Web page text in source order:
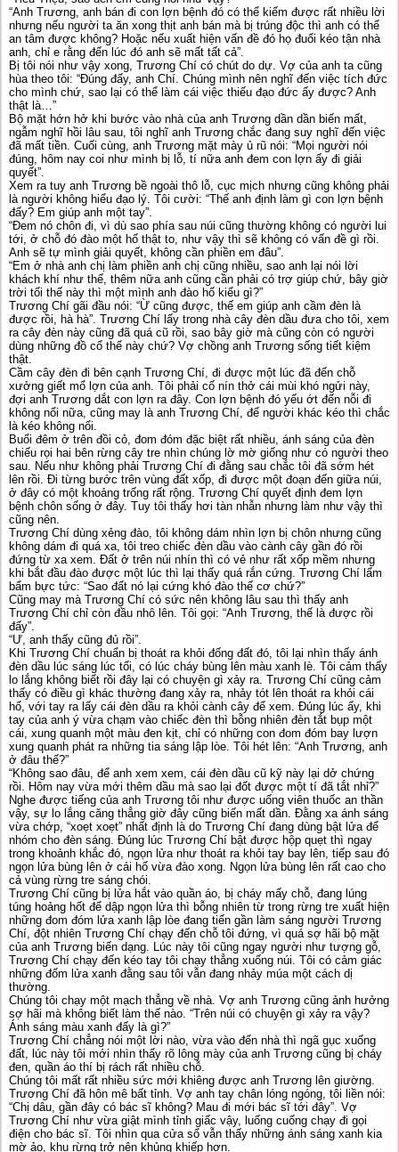
“Anh Trương, anh bán đi con lợn bệnh đó có thể kiếm được rất nhiều lời
nhưng nếu người ta ăn xong thịt anh bán mà bị trúng độc thì anh có thể
an tâm được không? Hoặc nếu xuất hiện vấn đề đó họ đuổi kéo tận nhà
anh, chỉ e rằng đến lúc đó anh sẽ mất tất cả”.
Bị tôi nói như vậy xong, Trương Chí có chút do dự. Vợ của anh ta cũng
hùa theo tôi: “Đúng đấy, anh Chí. Chúng mình nên nghĩ đến việc tích đức
cho mình chứ, sao lại có thể làm cái việc thiếu đạo đức ấy được? Anh
thật là…”
Bộ mặt hớn hở khi bước vào nhà của anh Trương dần dần biến mất,
ngẫm nghĩ hồi lâu sau, tôi nghĩ anh Trương chắc đang suy nghĩ đến việc
đã mất tiền. Cuối cùng, anh Trương mặt mày ủ rũ nói: “Mọi người nói
đúng, hôm nay coi như mình bị lỗ, tí nữa anh đem con lợn ấy đi giải
quyết”.
Xem ra tuy anh Trương bề ngoài thô lỗ, cục mịch nhưng cũng không phải
là người không hiểu đạo lý. Tôi cười: “Thế anh định làm gì con lợn bệnh
đấy? Em giúp anh một tay”.
“Đem nó chôn đi, vì dù sao phía sau núi cũng thường không có người lui
tới, ở chỗ đó đào một hố thật to, như vậy thì sẽ không có vấn đề gì rồi.
Anh sẽ tự mình giải quyết, không cần phiền em đâu”.
“Em ở nhà anh chị làm phiền anh chị cũng nhiều, sao anh lại nói lời
khách khí như thế, thêm nữa anh cũng cần phải có trợ giúp chứ, bây giờ
trời tối thế này thì một mình anh đào hố kiểu gì?”
Trương Chí gãi đầu nói: “Ừ cũng được, thế em giúp anh cầm đèn là
được rồi, hà hà”. Trương Chí lấy trong nhà cây đèn dầu đưa cho tôi, xem
ra cây đèn này cũng đã quá cũ rồi, sao bây giờ mà cũng còn có người
dùng những đồ cổ thế này chứ? Vợ chồng anh Trương sống tiết kiệm
thật.
Cầm cây đèn đi bên cạnh Trương Chí, đi được một lúc đã đến chỗ
xưởng giết mổ lợn của anh. Tôi phải cố nín thở cái mùi khó ngửi này,
đợi anh Trương dắt con lợn ra đây. Con lợn bệnh đó yếu ớt đến nỗi đi
không nổi nữa, cũng may là anh Trương Chí, để người khác kéo thì chắc
là kéo không nổi.
Buổi đêm ở trên đồi cỏ, đom đóm đặc biệt rất nhiều, ánh sáng của đèn
chiếu rọi hai bên rừng cây tre nhìn chúng lờ mờ giống như có người theo
sau. Nếu như không phải Trương Chí đi đằng sau chắc tôi đã sớm hét
lên rồi. Đi từng bước trên vùng đất xốp, đi được một đoạn đến giữa núi,
ở đây có một khoảng trống rất rộng. Trương Chí quyết định đem lợn
bệnh chôn sống ở đây. Tuy tôi thấy hơi tàn nhẫn nhưng làm như vậy thì
cũng nên.
Trương Chí dùng xẻng đào, tôi không dám nhìn lợn bị chôn nhưng cũng
không dám đi quá xa, tôi treo chiếc đèn dầu vào cành cây gần đó rồi
đứng từ xa xem. Đất ở trên núi nhín thì có vẻ như rất xốp mềm nhưng
khi bắt đầu đào được một lúc thì lại thấy quá rắn cứng. Trương Chí lẩm
bẩm bực tức: “Sao đất nó lại cứng khó đào thế cơ chứ?”
Cũng may mà Trương Chí có sức nên không lâu sau thì thấy anh
Trương Chí chỉ còn đầu nhô lên. Tôi gọi: “Anh Trương, thế là được rồi
đấy”.
“Ư, anh thấy cũng đủ rồi”.
Khi Trương Chí chuẩn bị thoát ra khỏi đống đất đó, tôi lại nhìn thấy ánh
đèn dầu lúc sáng lúc tối, có lúc cháy bùng lên màu xanh lè. Tôi cảm thấy
lo lắng không biết rồi đây lại có chuyện gì xảy ra. Trương Chí cũng cảm
thấy có điều gì khác thường đang xảy ra, nhảy tót lên thoát ra khỏi cái
hố, với tay ra lấy cái đèn dầu ra khỏi cành cây để xem. Đúng lúc ấy, khi
tay của anh ý vừa chạm vào chiếc đèn thì bỗng nhiên đèn tắt bụp một
cái, xung quanh một màu đen kịt, chỉ có những con đom đóm bay lượn
xung quanh phát ra những tia sáng lập lòe. Tôi hét lên: “Anh Trương, anh
ở đâu thế?”
“Không sao đâu, để anh xem xem, cái đèn dầu cũ kỹ này lại dở chứng
rồi. Hôm nay vừa mới thêm dầu mà sao lại đốt được một tí đã tắt nhỉ?”
Nghe được tiếng của anh Trương tôi như được uống viên thuốc an thần
vậy, sự lo lắng căng thẳng giờ đây cũng biến mất dần. Đằng xa ánh sáng
vừa chớp, “xoẹt xoẹt” nhất định là do Trương Chí đang dùng bật lửa để
nhóm cho đèn sáng. Đúng lúc Trương Chí bật được hộp quẹt thì ngay
trong khoảnh khắc đó, ngọn lửa như thoát ra khỏi tay bay lên, tiếp sau đó
ngọn lửa bùng lên ở cái hố vừa đào xong. Ngọn lửa bùng lên rất cao cho
cả vùng rừng tre sáng chói.
Trương Chí cũng bị lửa hắt vào quần áo, bị cháy mấy chỗ, đang lúng
túng hoảng hốt để dập ngọn lửa thì bỗng nhiên từ trong rừng tre xuất hiện
những đom đóm lửa xanh lập lòe đang tiến gần làm sáng người Trương
Chí, đột nhiên Trương Chí chạy đến chỗ tôi đứng, vì quá sợ hãi bộ mặt
của anh Trương biến dạng. Lúc này tôi cũng ngay người như tượng gỗ,
Trương Chí chạy đến kéo tay tôi chạy thẳng xuống núi. Tôi có cảm giác
những đốm lửa xanh đằng sau tôi vẫn đang nhảy múa một cách dị
thường.
Chúng tôi chạy một mạch thẳng về nhà. Vợ anh Trương cũng ảnh hưởng
sợ hãi mà không biết làm thế nào. “Trên núi có chuyện gì xảy ra vậy?
Ánh sáng màu xanh đấy là gì?”
Trương Chí chẳng nói một lời nào, vừa vào đến nhà thì ngã gục xuống
đất, lúc này tôi mới nhìn thấy rõ lông mày của anh Trương cũng bị cháy
đen, quần áo thí bị rách rất nhiều chỗ.
Chúng tôi mất rất nhiều sức mới khiêng được anh Trương lên giường.
Trương Chí đã hôn mê bất tỉnh. Vợ anh tay chân lóng ngóng, tôi liền nói:
“Chị dâu, gần đây có bác sĩ không? Mau đi mới bác sĩ tới đây”. Vợ
Trương Chí như vừa giật mình tỉnh giấc vậy, luống cuống chạy đi gọi
điện cho bác sĩ. Tôi nhìn qua cửa sổ vẫn thấy những ánh sáng xanh kia
mờ ảo, khu rừng trở nên khủng khiếp hơn.